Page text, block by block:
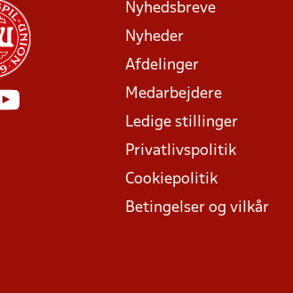
Nyhedsbreve
Nyheder
Afdelinger
Medarbejdere
Ledige stillinger
Privatlivspolitik
Cookiepolitik
Betingelser og vilkår